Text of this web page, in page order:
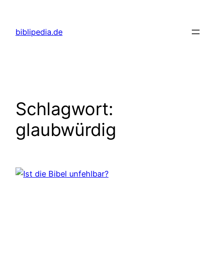
springen
biblipedia.de
Schlagwort:
glaubwürdig